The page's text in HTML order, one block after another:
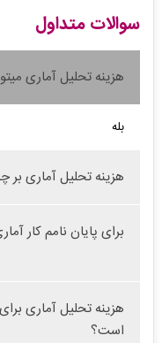
سوالات متداول
هزینه تحلیل آماری
بله
هزینه تحلیل آماری
برای پایان نامم کار
هزینه تحلیل آماری
است؟